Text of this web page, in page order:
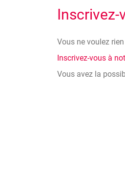
Inscrivez-
Vous ne voulez
Inscrivez-vous à
Vous avez la